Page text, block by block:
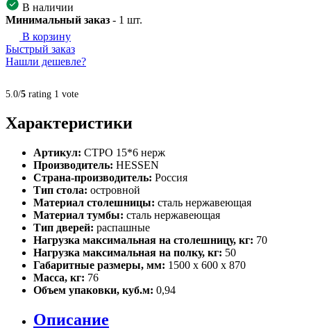
В наличии
Минимальный заказ - 1 шт.
В корзину
Быстрый заказ
Нашли дешевле?
5.0/5 rating 1 vote
Характеристики
Артикул: СТРО 15*6 нерж
Производитель: HESSEN
Страна-производитель: Россия
Тип стола: островной
Материал столешницы: сталь нержавеющая
Материал тумбы: сталь нержавеющая
Тип дверей: распашные
Нагрузка максимальная на столешницу, кг: 70
Нагрузка максимальная на полку, кг: 50
Габаритные размеры, мм: 1500 х 600 х 870
Масса, кг: 76
Объем упаковки, куб.м: 0,94
Описание